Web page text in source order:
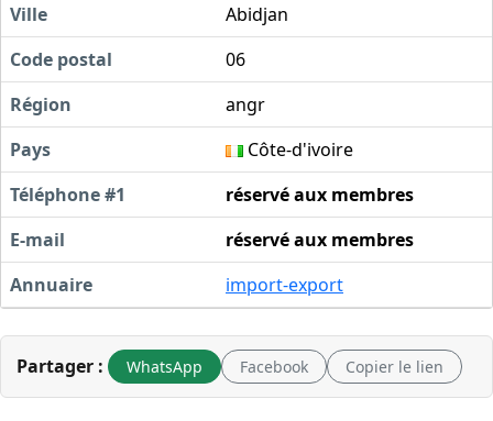
Ville
Abidjan
Code postal
06
Région
angr
Pays
Côte-d'ivoire
Téléphone #1
réservé aux membres
E-mail
réservé aux membres
Annuaire
import-export
Partager : WhatsApp Facebook Copier le lien